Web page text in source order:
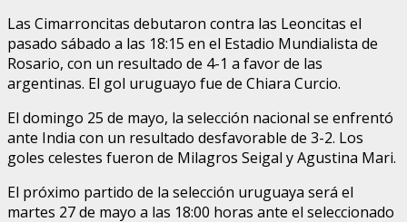
Las Cimarroncitas debutaron contra las Leoncitas el
pasado sábado a las 18:15 en el Estadio Mundialista de
Rosario, con un resultado de 4-1 a favor de las
argentinas. El gol uruguayo fue de Chiara Curcio.
El domingo 25 de mayo, la selección nacional se enfrentó
ante India con un resultado desfavorable de 3-2. Los
goles celestes fueron de Milagros Seigal y Agustina Mari.
El próximo partido de la selección uruguaya será el
martes 27 de mayo a las 18:00 horas ante el seleccionado